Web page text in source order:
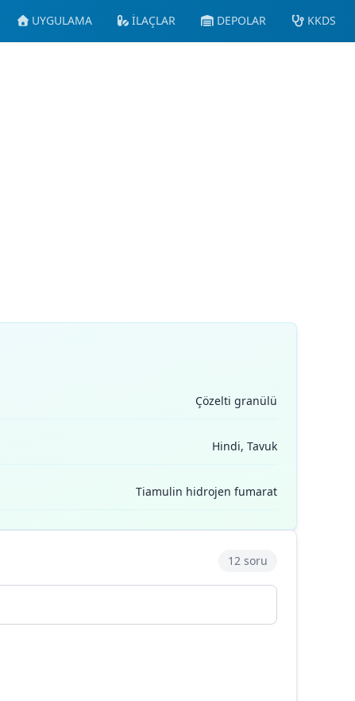
UYGULAMA İLAÇLAR DEPOLAR KKDS
Çözelti granülü
Hindi, Tavuk
Tiamulin hidrojen fumarat
12 soru